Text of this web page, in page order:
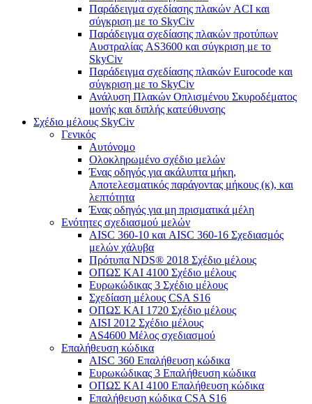
Παράδειγμα σχεδίασης πλακών ACI και
σύγκριση με το SkyCiv
Παράδειγμα σχεδίασης πλακών προτύπων
Αυστραλίας AS3600 και σύγκριση με το
SkyCiv
Παράδειγμα σχεδίασης πλακών Eurocode και
σύγκριση με το SkyCiv
Ανάλυση Πλακών Οπλισμένου Σκυροδέματος
μονής και διπλής κατεύθυνσης
Σχέδιο μέλους SkyCiv
Γενικός
Αυτόνομο
Ολοκληρωμένο σχέδιο μελών
Ένας οδηγός για ακάλυπτα μήκη,
Αποτελεσματικός παράγοντας μήκους (κ), και
λεπτότητα
Ένας οδηγός για μη πρισματικά μέλη
Ενότητες σχεδιασμού μελών
AISC 360-10 και AISC 360-16 Σχεδιασμός
μελών χάλυβα
Πρότυπα NDS® 2018 Σχέδιο μέλους
ΟΠΩΣ ΚΑΙ 4100 Σχέδιο μέλους
Ευρωκώδικας 3 Σχέδιο μέλους
Σχεδίαση μέλους CSA S16
ΟΠΩΣ ΚΑΙ 1720 Σχέδιο μέλους
AISI 2012 Σχέδιο μέλους
AS4600 Μέλος σχεδιασμού
Επαλήθευση κώδικα
AISC 360 Επαλήθευση κώδικα
Ευρωκώδικας 3 Επαλήθευση κώδικα
ΟΠΩΣ ΚΑΙ 4100 Επαλήθευση κώδικα
Επαλήθευση κώδικα CSA S16